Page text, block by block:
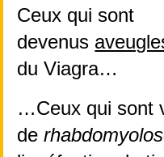
Ceux qui sont
devenus
du Viagra…
…Ceux qui sont
de